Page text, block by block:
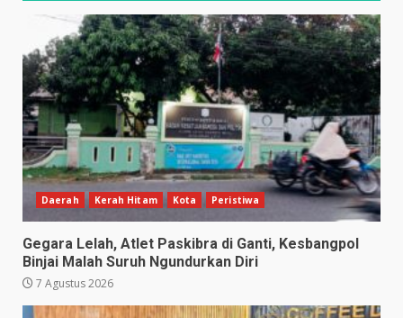
Daerah Kerah Hitam Kota Peristiwa
Gegara Lelah, Atlet Paskibra di Ganti, Kesbangpol
Binjai Malah Suruh Ngundurkan Diri
7 Agustus 2026